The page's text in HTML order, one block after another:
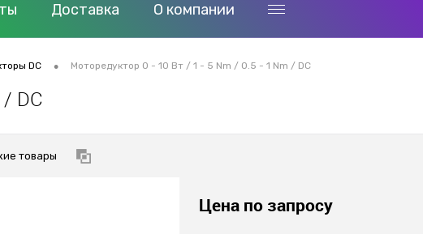
Доставка О компании
DC • Моторедуктор 0 - 10 Вт / 1 - 5 Nm / 0.5 - 1 Nm / DC
DC
товары
Цена по запросу